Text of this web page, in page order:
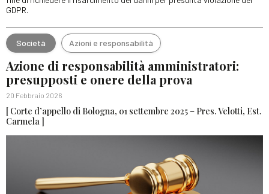
GDPR.
Società Azioni e responsabilità
Azione di responsabilità amministratori:
presupposti e onere della prova
20 Febbraio 2026
[ Corte d’appello di Bologna, 01 settembre 2025 – Pres. Velotti, Est.
Carmela ]